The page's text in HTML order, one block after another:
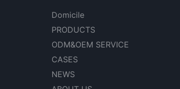
Domicile
PRODUCTS
ODM&OEM SERVICE
CASES
NEWS